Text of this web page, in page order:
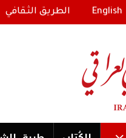
English الطريق الثقافي